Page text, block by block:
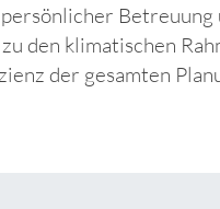
Betreuung
den klimatischen
der gesamten